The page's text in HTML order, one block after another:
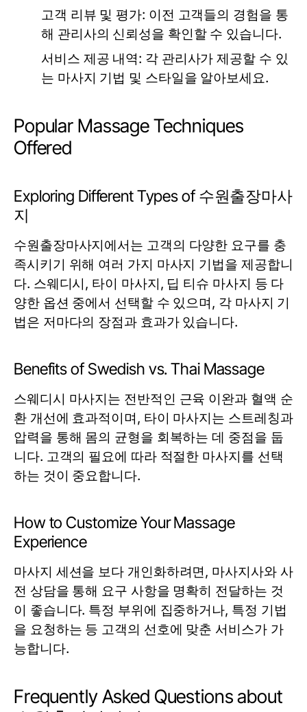
고객 리뷰 및 평가: 이전 고객들의 경험을 통
해 관리사의 신뢰성을 확인할 수 있습니다.
서비스 제공 내역: 각 관리사가 제공할 수 있
는 마사지 기법 및 스타일을 알아보세요.
Popular Massage Techniques
Offered
Exploring Different Types of 수원출장마사
지
수원출장마사지에서는 고객의 다양한 요구를 충
족시키기 위해 여러 가지 마사지 기법을 제공합니
다. 스웨디시, 타이 마사지, 딥 티슈 마사지 등 다
양한 옵션 중에서 선택할 수 있으며, 각 마사지 기
법은 저마다의 장점과 효과가 있습니다.
Benefits of Swedish vs. Thai Massage
스웨디시 마사지는 전반적인 근육 이완과 혈액 순
환 개선에 효과적이며, 타이 마사지는 스트레칭과
압력을 통해 몸의 균형을 회복하는 데 중점을 둡
니다. 고객의 필요에 따라 적절한 마사지를 선택
하는 것이 중요합니다.
How to Customize Your Massage
Experience
마사지 세션을 보다 개인화하려면, 마사지사와 사
전 상담을 통해 요구 사항을 명확히 전달하는 것
이 좋습니다. 특정 부위에 집중하거나, 특정 기법
을 요청하는 등 고객의 선호에 맞춘 서비스가 가
능합니다.
Frequently Asked Questions about